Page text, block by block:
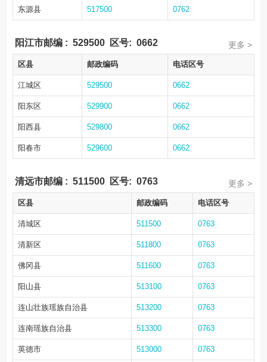
东源县 517500 0762
阳江市邮编 : 529500 区号: 0662 更多 >
区县 邮政编码 电话区号
江城区 529500 0662
阳东区 529900 0662
阳西县 529800 0662
阳春市 529600 0662
清远市邮编 : 511500 区号: 0763 更多 >
区县 邮政编码 电话区号
清城区 511500 0763
清新区 511800 0763
佛冈县 511600 0763
阳山县 513100 0763
连山壮族瑶族自治县 513200 0763
连南瑶族自治县 513300 0763
英德市 513000 0763